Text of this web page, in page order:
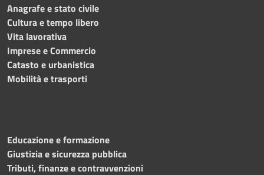
Anagrafe e stato civile
Cultura e tempo libero
Vita lavorativa
Imprese e Commercio
Catasto e urbanistica
Mobilità e trasporti
Educazione e formazione
Giustizia e sicurezza pubblica
Tributi, finanze e contravvenzioni